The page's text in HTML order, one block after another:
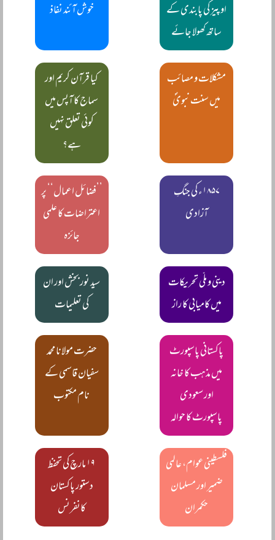
او پیز کی پابندی کے
ساتھ کھولا جائے
خوش آئند نفاذ
مشکلات و مصائب
میں سنت نبویؐ
کیا قرآن کریم اور
سماج کا آپس میں
کوئی تعلق نہیں
ہے؟
۱۸۵۷ء کی جنگِ
آزادی
’’فضائل اعمال‘‘ پر
اعتراضات کا علمی
جائزہ
دینی و ملّی تحریکات
میں کامیابی کا راز
سید نور بخش اور ان
کی تعلیمات
پاکستانی پاسپورٹ
میں مذہب کا خانہ
اور سعودی
پاسپورٹ کا حوالہ
حضرت مولانا محمد
سفیان قاسمی کے
نام مکتوب
فلسطینی عوام، عالمی
ضمیر اور مسلمان
حکمران
۱۹ مارچ کی تحفظ
دستور پاکستان
کانفرنس